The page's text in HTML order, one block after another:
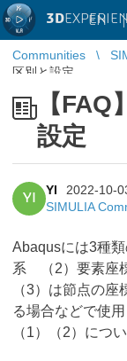
3D EN |
Communities
区別と設定
【
設定
YI
YI
2022-10-
SIMULIA
Abaqusには3種
系 （2）要素座
（3）は節点の
る場合などで使
（1）（2）につ